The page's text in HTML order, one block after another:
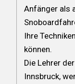
Anfänger als
Ihre
können.
Die Lehrer
Innsbruck,